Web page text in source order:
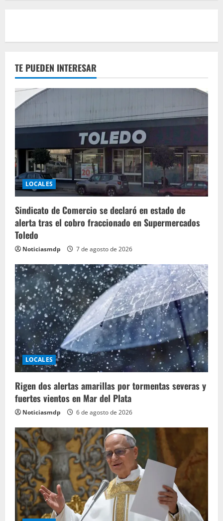
TE PUEDEN INTERESAR
LOCALES
Sindicato de Comercio se declaró en estado de
alerta tras el cobro fraccionado en Supermercados
Toledo
Noticiasmdp 7 de agosto de 2026
LOCALES
Rigen dos alertas amarillas por tormentas severas y
fuertes vientos en Mar del Plata
Noticiasmdp 6 de agosto de 2026